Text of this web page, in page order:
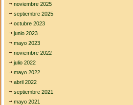
noviembre 2025
septiembre 2025
octubre 2023
junio 2023
mayo 2023
noviembre 2022
julio 2022
mayo 2022
abril 2022
septiembre 2021
mayo 2021